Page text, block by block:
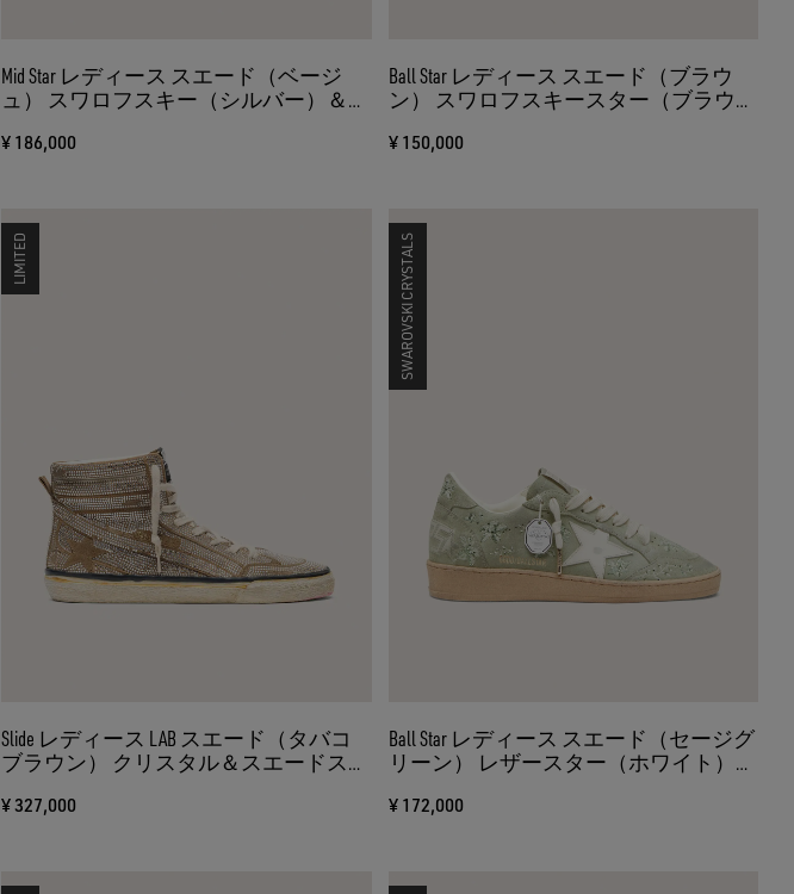
Mid Star レディース スエード（ベージ
ュ） スワロフスキー（シルバー）＆レ
¥ 186,000
Ball Star レディース スエード（ブラウ
ン） スワロフスキースター（ブラウ
¥ 150,000
LIMITED
Slide レディース LAB スエード（タバコ
ブラウン） クリスタル＆スエードスタ
¥ 327,000
SWAROVSKI CRYSTALS
Ball Star レディース スエード（セージグ
リーン） レザースター（ホワイト）＆
キー（トーン・オン・トーン）
¥ 172,000